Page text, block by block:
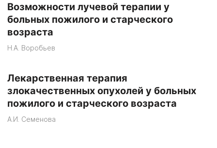
Возможности лучевой терапии у
больных пожилого и старческого
возраста
Н.А. Воробьев
Лекарственная терапия
злокачественных опухолей у больных
пожилого и старческого возраста
А.И. Семенова